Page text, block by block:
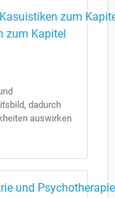
zum Kapitel
dadurch
auswirken